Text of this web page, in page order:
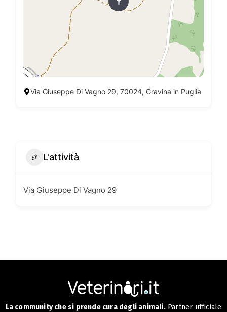
Via Giuseppe Di Vagno 29, 70024, Gravina in Puglia
L'attività
Via Giuseppe Di Vagno 29
La community che si prende cura degli animali.Partner ufficiale